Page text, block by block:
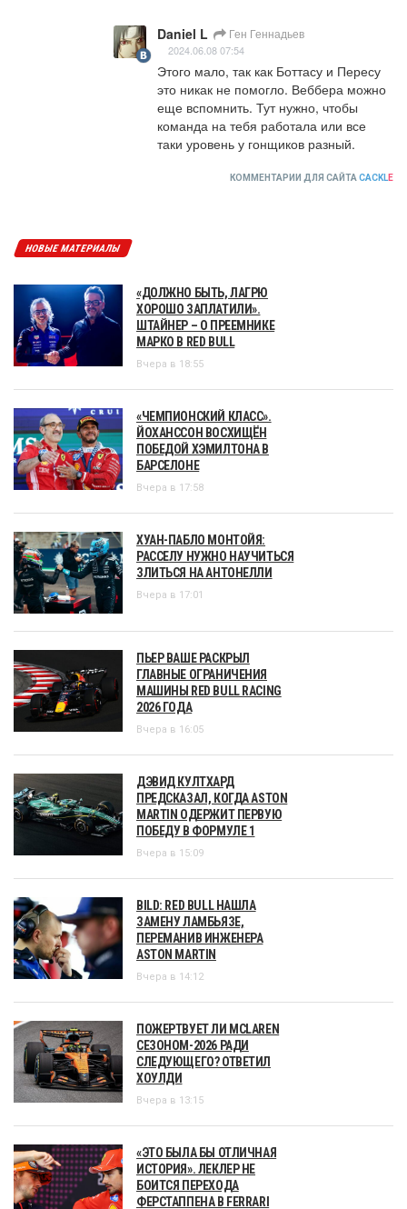
Daniel L Ген Геннадьев
2024.06.08 07:54
Этого мало, так как Боттасу и Пересу
это никак не помогло. Веббера можно
еще вспомнить. Тут нужно, чтобы
команда на тебя работала или все
таки уровень у гонщиков разный.
КОММЕНТАРИИ ДЛЯ САЙТА CACKLE
НОВЫЕ МАТЕРИАЛЫ
«ДОЛЖНО БЫТЬ, ЛАГРЮ
ХОРОШО ЗАПЛАТИЛИ».
ШТАЙНЕР – О ПРЕЕМНИКЕ
МАРКО В RED BULL
Вчера в 18:55
«ЧЕМПИОНСКИЙ КЛАСС».
ЙОХАНССОН ВОСХИЩЁН
ПОБЕДОЙ ХЭМИЛТОНА В
БАРСЕЛОНЕ
Вчера в 17:58
ХУАН-ПАБЛО МОНТОЙЯ:
РАССЕЛУ НУЖНО НАУЧИТЬСЯ
ЗЛИТЬСЯ НА АНТОНЕЛЛИ
Вчера в 17:01
ПЬЕР ВАШЕ РАСКРЫЛ
ГЛАВНЫЕ ОГРАНИЧЕНИЯ
МАШИНЫ RED BULL RACING
2026 ГОДА
Вчера в 16:05
ДЭВИД КУЛТХАРД
ПРЕДСКАЗАЛ, КОГДА ASTON
MARTIN ОДЕРЖИТ ПЕРВУЮ
ПОБЕДУ В ФОРМУЛЕ 1
Вчера в 15:09
BILD: RED BULL НАШЛА
ЗАМЕНУ ЛАМБЬЯЗЕ,
ПЕРЕМАНИВ ИНЖЕНЕРА
ASTON MARTIN
Вчера в 14:12
ПОЖЕРТВУЕТ ЛИ MCLAREN
СЕЗОНОМ-2026 РАДИ
СЛЕДУЮЩЕГО? ОТВЕТИЛ
ХОУЛДИ
Вчера в 13:15
«ЭТО БЫЛА БЫ ОТЛИЧНАЯ
ИСТОРИЯ». ЛЕКЛЕР НЕ
БОИТСЯ ПЕРЕХОДА
ФЕРСТАППЕНА В FERRARI